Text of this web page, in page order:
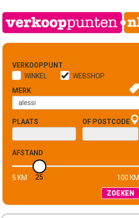
VERKOOPPUNT
WINKEL
WEBSHOP
MERK
PLAATS OF POSTCODE
AFSTAND
5 KM 25
100 KM
ZOEKEN